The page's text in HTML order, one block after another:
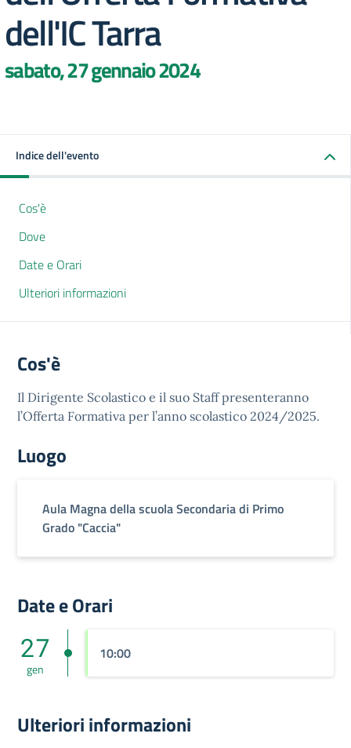
dell'IC Tarra
sabato, 27 gennaio 2024
Indice dell'evento
Cos'è
Dove
Date e Orari
Ulteriori informazioni
Cos'è
Il Dirigente Scolastico e il suo Staff presenteranno
l’Offerta Formativa per l’anno scolastico 2024/2025.
Luogo
Aula Magna della scuola Secondaria di Primo
Grado "Caccia"
Date e Orari
27
gen
10:00
Ulteriori informazioni